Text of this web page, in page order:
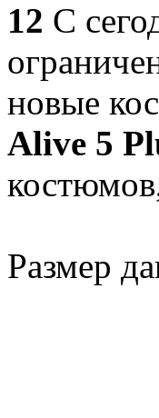
12 С
новые
Alive 5
Размер